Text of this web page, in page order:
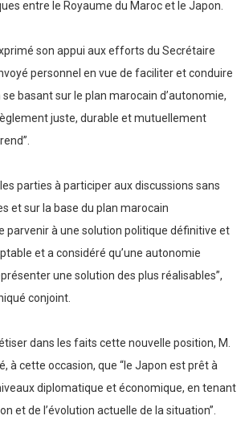
entre le Royaume du Maroc et le Japon.
son appui aux efforts du Secrétaire
personnel en vue de faciliter et conduire
se basant sur le plan marocain d’autonomie,
juste, durable et mutuellement
parties à participer aux discussions sans
et sur la base du plan marocain
parvenir à une solution politique définitive et
et a considéré qu’une autonomie
une solution des plus réalisables”,
conjoint.
dans les faits cette nouvelle position, M.
à cette occasion, que “le Japon est prêt à
diplomatique et économique, en tenant
et de l’évolution actuelle de la situation”.